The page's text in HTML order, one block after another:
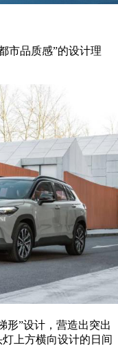
市品质感”的设计理
形”设计，营造出突出
上方横向设计的日间